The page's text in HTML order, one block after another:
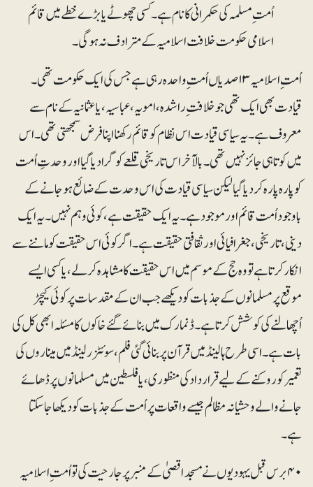
اُمت ِمسلمہ کی حکمرانی کا نام ہے۔ کسی چھوٹے یا بڑے خطے میں قائم
اسلامی حکومت خلافت اسلامیہ کے مترادف نہ ہوگی۔
اُمت ِاسلامیہ ۱۳ صدیاں اُمت ِواحدہ رہی ہے جس کی ایک حکومت تھی۔
قیادت بھی ایک تھی جو خلافت ِ راشدہ، امویہ، عباسیہ، یا عثمانیہ کے نام سے
معروف ہے۔ یہ سیاسی قیادت اس نظام کو قائم رکھنا اپنا فرض سمجھتی تھی۔ اس
میں کوتاہی جائز نہیں تھی۔ بالآخر اس تاریخی قلعے کو گرا دیا گیا اور وحدتِ اُمت
کو پارہ پارہ کر دیا گیا لیکن سیاسی قیادت کی اس وحدت کے ضائع ہوجانے کے
باوجود اُمت قائم اور موجود ہے۔ یہ ایک حقیقت ہے، کوئی وہم نہیں۔ یہ ایک
دینی، تاریخی، جغرافیائی اور ثقافتی حقیقت ہے۔ اگر کوئی اس حقیقت کو ماننے سے
انکار کرتا ہے تو وہ حج کے موسم میں اس حقیقت کا مشاہدہ کرلے، یا کسی ایسے
موقع پر مسلمانوں کے جذبات کو دیکھے جب ان کے مقدسات پر کوئی کیچڑ
اُچھالنے کی کوشش کرتا ہے۔ ڈنمارک میں بنائے گئے خاکوں کا مسئلہ ابھی کل کی
بات ہے۔ اسی طرح ہالینڈ میں قرآن پر بنائی گئی فلم، سوئٹزرلینڈ میں میناروں کی
تعمیر کو روکنے کے لیے قرارداد کی منظوری، یا فلسطین میں مسلمانوں پر ڈھائے
جانے والے وحشیانہ مظالم جیسے واقعات پر اُمت کے جذبات کو دیکھا جاسکتا
ہے۔
۴۰ برس قبل یہودیوں نے مسجد اقصیٰ کے منبر پر جارحیت کی تو اُمت ِ اسلامیہ